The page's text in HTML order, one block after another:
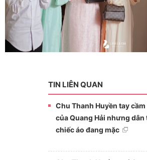
TIN LIÊN QUAN
Chu Thanh Huyền tay
của Quang Hải nhưng dân
chiếc áo đang mặc